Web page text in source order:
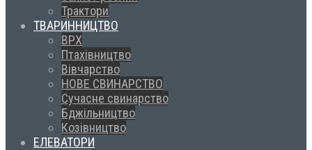
Трактори
ТВАРИННИЦТВО
ВРХ
Птахівництво
Вівчарство
НОВЕ СВИНАРСТВО
Сучасне свинарство
Бджільництво
Козівництво
ЕЛЕВАТОРИ